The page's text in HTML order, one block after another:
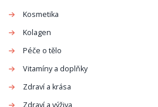
Kosmetika
Kolagen
Péče o tělo
Vitamíny a doplňky
Zdraví a krása
Zdraví a výživa